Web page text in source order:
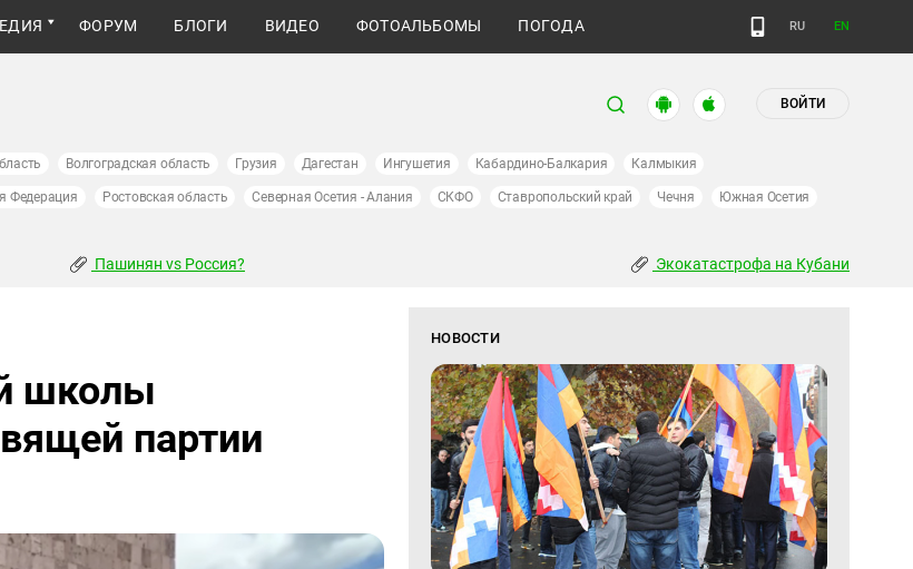
ФОРУМ БЛОГИ ВИДЕО ФОТОАЛЬБОМЫ ПОГОДА RU EN
ВОЙТИ
Волгоградская область Грузия Дагестан Ингушетия Кабардино-Балкария Калмыкия
Федерация Ростовская область Северная Осетия - Алания СКФО Ставропольский край Чечня Южная Осетия
Пашинян vs Россия? Экокатастрофа на Кубани
школы
партии
НОВОСТИ